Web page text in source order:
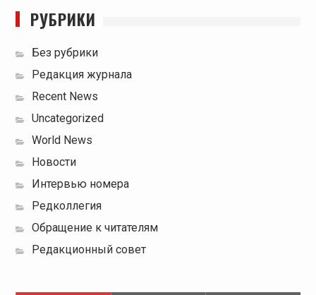
РУБРИКИ
Без рубрики
Редакция журнала
Recent News
Uncategorized
World News
Новости
Интервью номера
Редколлегия
Обращение к читателям
Редакционный совет